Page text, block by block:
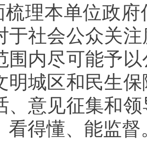
梳理本单位政
于社会公众关
围内尽可能予
明城区和民生保
、意见征集和
看得懂、能监督